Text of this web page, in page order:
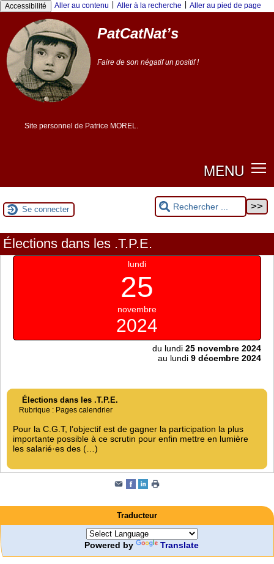
Panneau de gestion des cookies
Accessibilité Aller au contenu Aller à la recherche Aller au pied de page
PatCatNat’s
Faire de son négatif un positif !
Site personnel de Patrice MOREL.
MENU
Se connecter
Élections dans les .T.P.E.
lundi
25
novembre
2024
du lundi 25 novembre 2024
au lundi 9 décembre 2024
Élections dans les .T.P.E.
Rubrique : Pages calendrier
Pour la C.G.T, l’objectif est de gagner la participation la plus
importante possible à ce scrutin pour enfin mettre en lumière
les salarié·es des (…)
Traducteur
Powered by Translate